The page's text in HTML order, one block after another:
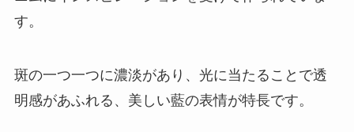
す。
斑の一つ一つに濃淡があり、光に当たることで透
明感があふれる、美しい藍の表情が特長です。